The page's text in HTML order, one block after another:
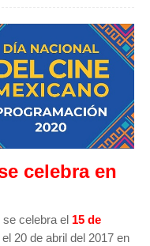
celebra en
se celebra el 15 de
20 de abril del 2017 en